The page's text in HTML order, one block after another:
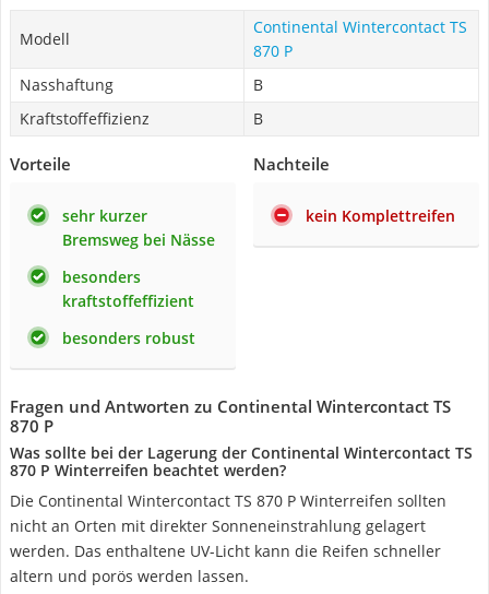
Modell
Continental Wintercontact TS
870 P
Nasshaftung
B
Kraftstoffeffizienz
B
Vorteile
sehr kurzer
Bremsweg bei Nässe
besonders
kraftstoffeffizient
besonders robust
Nachteile
kein Komplettreifen
Fragen und Antworten zu Continental Wintercontact TS
870 P
Was sollte bei der Lagerung der Continental Wintercontact TS
870 P Winterreifen beachtet werden?
Die Continental Wintercontact TS 870 P Winterreifen sollten
nicht an Orten mit direkter Sonneneinstrahlung gelagert
werden. Das enthaltene UV-Licht kann die Reifen schneller
altern und porös werden lassen.